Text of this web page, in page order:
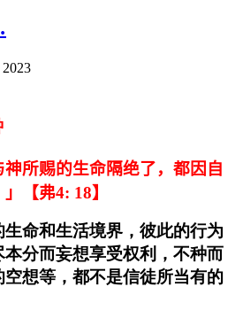
神所赐的生命隔绝了，都因自
」【弗4: 18】
命和生活境界，彼此的行为
分而妄想享受权利，不种而
想等，都不是信徒所当有的